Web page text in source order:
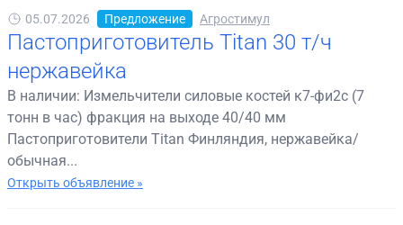
05.07.2026 Предложение Агростимул
Пастоприготовитель Titan 30 т/ч
нержавейка
В наличии: Измельчители силовые костей к7-фи2с (7
тонн в час) фракция на выходе 40/40 мм
Пастоприготовители Titan Финляндия, нержавейка/
обычная...
Открыть объявление »